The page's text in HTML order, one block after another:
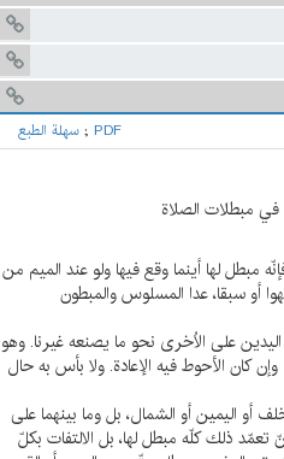
سهلة الطبع ; PDF
في مبطلات الصلاة
مبطل لها أينما وقع فيها ولو عند الميم من
أو سبقا، عدا المسلوس والمبطون
على الاُخرى نحو ما يصنعه غيرنا. وهو
كان الأحوط فيه الإعادة. ولا بأس به حال
أو اليمين أو الشمال، بل وما بينهما على
ذلك كلّه مبطل لها، بل الالتفات بكلّ